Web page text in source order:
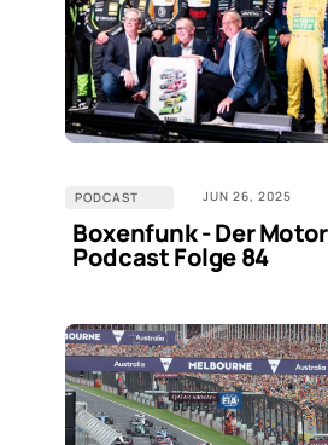
PODCAST JUN 26, 2025
Boxenfunk - Der
Podcast Folge 84